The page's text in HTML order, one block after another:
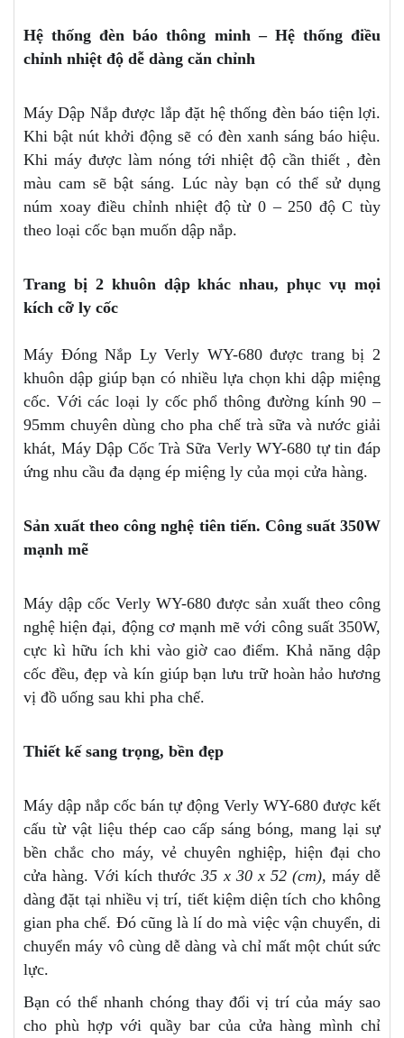
Hệ thống đèn báo thông minh – Hệ thống điều
chỉnh nhiệt độ dễ dàng căn chỉnh
Máy Dập Nắp được lắp đặt hệ thống đèn báo tiện lợi.
Khi bật nút khởi động sẽ có đèn xanh sáng báo hiệu.
Khi máy được làm nóng tới nhiệt độ cần thiết , đèn
màu cam sẽ bật sáng. Lúc này bạn có thể sử dụng
núm xoay điều chỉnh nhiệt độ từ 0 – 250 độ C tùy
theo loại cốc bạn muốn dập nắp.
Trang bị 2 khuôn dập khác nhau, phục vụ mọi
kích cỡ ly cốc
Máy Đóng Nắp Ly Verly WY-680 được trang bị 2
khuôn dập giúp bạn có nhiều lựa chọn khi dập miệng
cốc. Với các loại ly cốc phổ thông đường kính 90 –
95mm chuyên dùng cho pha chế trà sữa và nước giải
khát, Máy Dập Cốc Trà Sữa Verly WY-680 tự tin đáp
ứng nhu cầu đa dạng ép miệng ly của mọi cửa hàng.
Sản xuất theo công nghệ tiên tiến. Công suất 350W
mạnh mẽ
Máy dập cốc Verly WY-680 được sản xuất theo công
nghệ hiện đại, động cơ mạnh mẽ với công suất 350W,
cực kì hữu ích khi vào giờ cao điểm. Khả năng dập
cốc đều, đẹp và kín giúp bạn lưu trữ hoàn hảo hương
vị đồ uống sau khi pha chế.
Thiết kế sang trọng, bền đẹp
Máy dập nắp cốc bán tự động Verly WY-680 được kết
cấu từ vật liệu thép cao cấp sáng bóng, mang lại sự
bền chắc cho máy, vẻ chuyên nghiệp, hiện đại cho
cửa hàng. Với kích thước35 x 30 x 52 (cm), máy dễ
dàng đặt tại nhiều vị trí, tiết kiệm diện tích cho không
gian pha chế. Đó cũng là lí do mà việc vận chuyển, di
chuyển máy vô cùng dễ dàng và chỉ mất một chút sức
lực.
Bạn có thể nhanh chóng thay đổi vị trí của máy sao
cho phù hợp với quầy bar của cửa hàng mình chỉ